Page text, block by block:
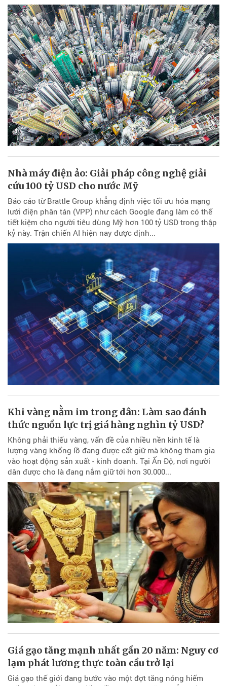
Nhà máy điện ảo: Giải pháp công nghệ giải
cứu 100 tỷ USD cho nước Mỹ
Báo cáo từ Brattle Group khẳng định việc tối ưu hóa mạng
lưới điện phân tán (VPP) như cách Google đang làm có thể
tiết kiệm cho người tiêu dùng Mỹ hơn 100 tỷ USD trong thập
kỷ này. Trận chiến AI hiện nay được định...
Khi vàng nằm im trong dân: Làm sao đánh
thức nguồn lực trị giá hàng nghìn tỷ USD?
Không phải thiếu vàng, vấn đề của nhiều nền kinh tế là
lượng vàng khổng lồ đang được cất giữ mà không tham gia
vào hoạt động sản xuất - kinh doanh. Tại Ấn Độ, nơi người
dân được cho là đang nắm giữ tới hơn 30.000...
Giá gạo tăng mạnh nhất gần 20 năm: Nguy cơ
lạm phát lương thực toàn cầu trở lại
Giá gạo thế giới đang bước vào một đợt tăng nóng hiếm